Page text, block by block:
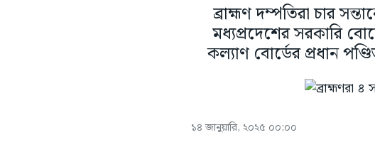
ব্রাহ্মণ দম্পতিরা চার
মধ্যপ্রদেশের সরকারি
কল্যাণ বোর্ডের প্রধান
১৪ জানুয়ারি, ২০২৫ ০০:০০